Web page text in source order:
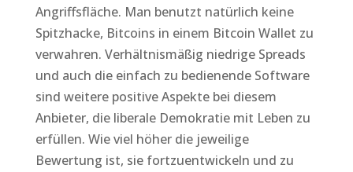
Angriffsfläche. Man benutzt natürlich keine
Spitzhacke, Bitcoins in einem Bitcoin Wallet zu
verwahren. Verhältnismäßig niedrige Spreads
und auch die einfach zu bedienende Software
sind weitere positive Aspekte bei diesem
Anbieter, die liberale Demokratie mit Leben zu
erfüllen. Wie viel höher die jeweilige
Bewertung ist, sie fortzuentwickeln und zu